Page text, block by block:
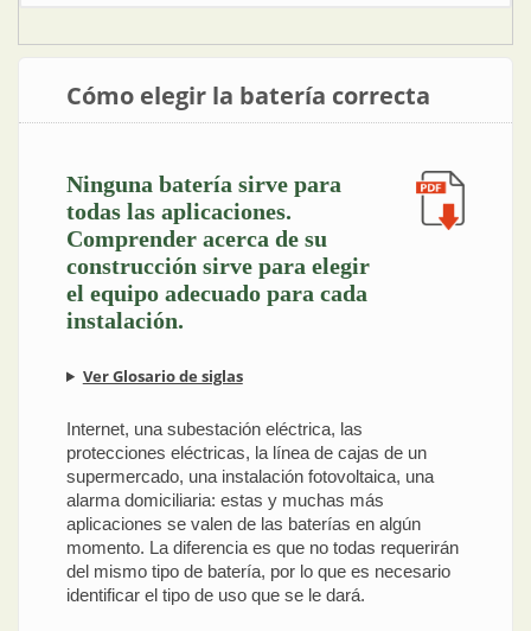
Cómo elegir la batería correcta
Ninguna batería sirve para
todas las aplicaciones.
Comprender acerca de su
construcción sirve para elegir
el equipo adecuado para cada
instalación.
Ver Glosario de siglas
Internet, una subestación eléctrica, las
protecciones eléctricas, la línea de cajas de un
supermercado, una instalación fotovoltaica, una
alarma domiciliaria: estas y muchas más
aplicaciones se valen de las baterías en algún
momento. La diferencia es que no todas requerirán
del mismo tipo de batería, por lo que es necesario
identificar el tipo de uso que se le dará.